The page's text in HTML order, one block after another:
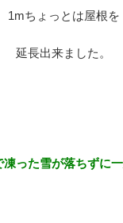
1mちょっとは屋根を
延長出来ました。
凍った雪が落ちずに一